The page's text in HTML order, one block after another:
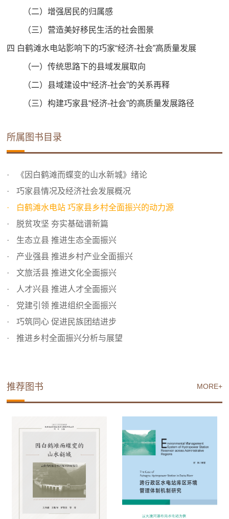
（二）增强居民的归属感
（三）营造美好移民生活的社会图景
四 白鹤滩水电站影响下的巧家“经济-社会”高质量发展
（一）传统思路下的县域发展取向
（二）县域建设中“经济-社会”的关系再释
（三）构建巧家县“经济-社会”的高质量发展路径
所属图书目录
《因白鹤滩而蝶变的山水新城》绪论
巧家县情况及经济社会发展概况
白鹤滩水电站 巧家县乡村全面振兴的动力源
脱贫攻坚 夯实基础谱新篇
生态立县 推进生态全面振兴
产业强县 推进乡村产业全面振兴
文旅活县 推进文化全面振兴
人才兴县 推进人才全面振兴
党建引领 推进组织全面振兴
巧筑同心 促进民族团结进步
推进乡村全面振兴分析与展望
MORE+
推荐图书